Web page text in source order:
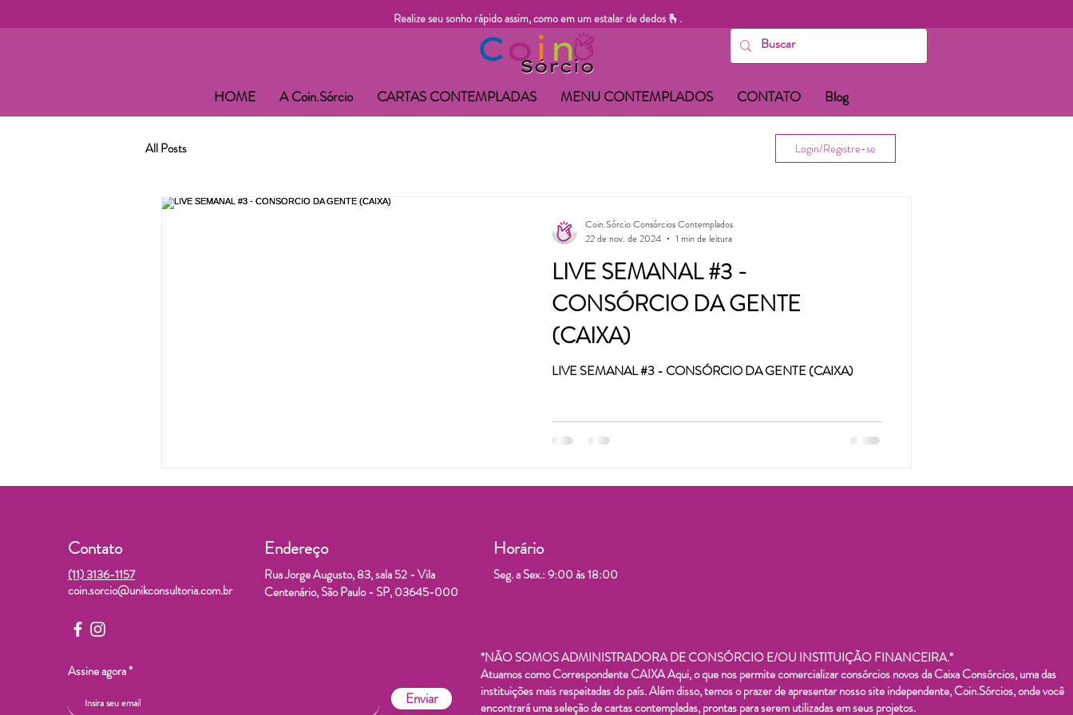
Realize seu sonho rápido assim, como em um estalar de dedos 🫰.
HOME A Coin.Sórcio CARTAS CONTEMPLADAS MENU CONTEMPLADOS CONTATO Blog
All Posts Login/Registre-se
LIVE SEMANAL #3 -
CONSÓRCIO DA GENTE
(CAIXA)
LIVE SEMANAL #3 - CONSÓRCIO DA GENTE (CAIXA)
Coin.Sórcio Consórcios Contemplados
22 de nov. de 2024
1 min de leitura
Contato
(11) 3136-1157
coin.sorcio@unikconsultoria.com.br
Endereço
Rua Jorge Augusto, 83, sala 52 - Vila
Centenário, São Paulo - SP, 03645-000
Horário
Seg. a Sex.: 9:00 às 18:00
Assine agora
Enviar
*NÃO SOMOS ADMINISTRADORA DE CONSÓRCIO E/OU INSTITUIÇÃO FINANCEIRA.*
Atuamos como Correspondente CAIXA Aqui, o que nos permite comercializar consórcios novos da Caixa Consórcios, uma das
instituições mais respeitadas do país. Além disso, temos o prazer de apresentar nosso site independente, Coin.Sórcios, onde você
encontrará uma seleção de cartas contempladas, prontas para serem utilizadas em seus projetos.